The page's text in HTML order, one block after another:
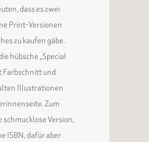
dass es zwei
Print-Versionen
zu kaufen gäbe.
hübsche „Special
Farbschnitt und
Illustrationen
Zum
schmucklose Version,
ISBN, dafür aber